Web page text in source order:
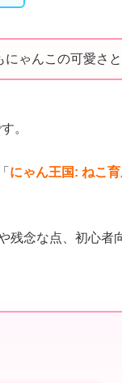
ゃんこの可愛さ
。
にゃん王国: ねこ
残念な点、初心者